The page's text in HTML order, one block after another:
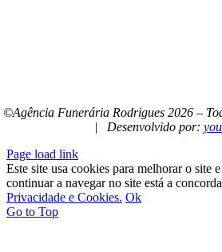
©Agência Funerária Rodrigues 2026 –
| Desenvolvido por:
Page load link
Este site usa cookies para melhorar o site
continuar a navegar no site está a
Privacidade e Cookies. Ok
Go to Top